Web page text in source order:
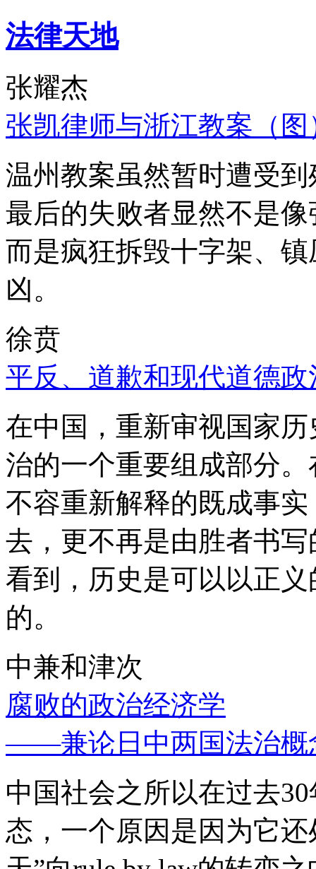
法律天地
张耀杰
张凯律师与浙江教案（图
温州教案虽然暂时遭受
最后的失败者显然不是
而是疯狂拆毁十字架、
凶。
徐贲
平反、道歉和现代道德政
在中国，重新审视国家
治的一个重要组成部分
不容重新解释的既成事
去，更不再是由胜者书
看到，历史是可以以正
的。
中兼和津次
腐败的政治经济学
——兼论日中两国法治概
中国社会之所以在过去
态，一个原因是因为它